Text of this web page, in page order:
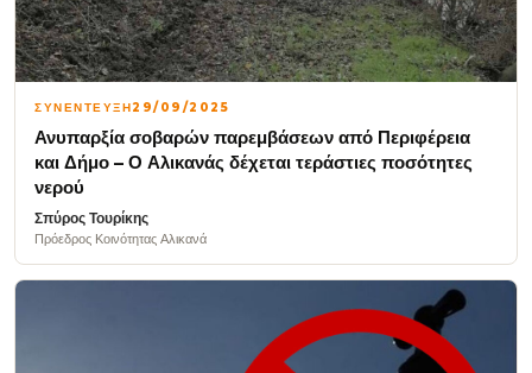
ΣΥΝΕΝΤΕΥΞΗ29/09/2025
Ανυπαρξία σοβαρών παρεμβάσεων από Περιφέρεια
και Δήμο – Ο Αλικανάς δέχεται τεράστιες ποσότητες
νερού
Σπύρος Τουρίκης
Πρόεδρος Κοινότητας Αλικανά